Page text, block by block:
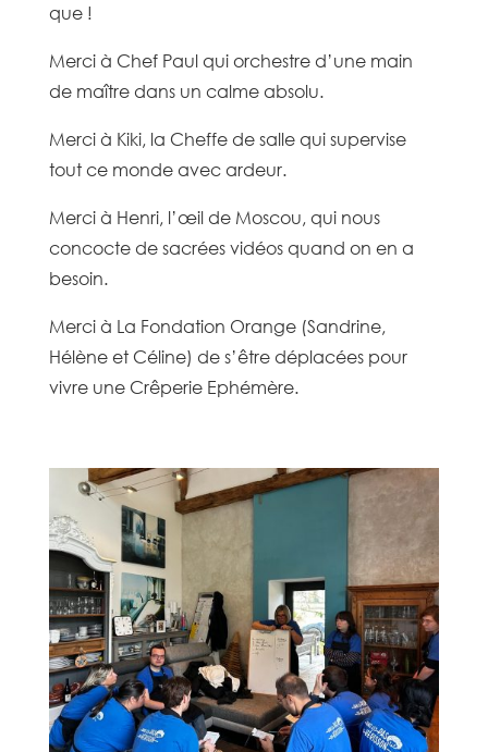
que !
Merci à Chef Paul qui orchestre d’une main
de maître dans un calme absolu.
Merci à Kiki, la Cheffe de salle qui supervise
tout ce monde avec ardeur.
Merci à Henri, l’œil de Moscou, qui nous
concocte de sacrées vidéos quand on en a
besoin.
Merci à La Fondation Orange (Sandrine,
Hélène et Céline) de s’être déplacées pour
vivre une Crêperie Ephémère.